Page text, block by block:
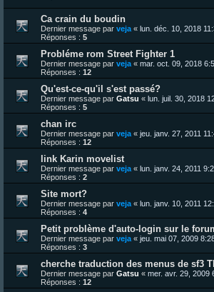
Ca crain du boudin
Dernier message par veja « lun. déc. 10, 2018
Réponses : 5
Probléme rom Street Fighter 1
Dernier message par veja « mar. oct. 09, 2018
Réponses : 12
Qu'est-ce-qu'il s'est passé?
Dernier message par Gatsu « lun. juil. 30, 2018
Réponses : 5
chan irc
Dernier message par veja « jeu. janv. 27, 2011
Réponses : 12
link Karin movelist
Dernier message par veja « lun. janv. 24, 2011
Réponses : 2
Site mort?
Dernier message par veja « lun. janv. 10, 2011
Réponses : 4
Petit problème d'auto-login sur le
Dernier message par veja « jeu. mai 07, 2009
Réponses : 3
cherche traduction des menus de sf3
Dernier message par Gatsu « mer. avr. 29, 2009
Réponses : 12